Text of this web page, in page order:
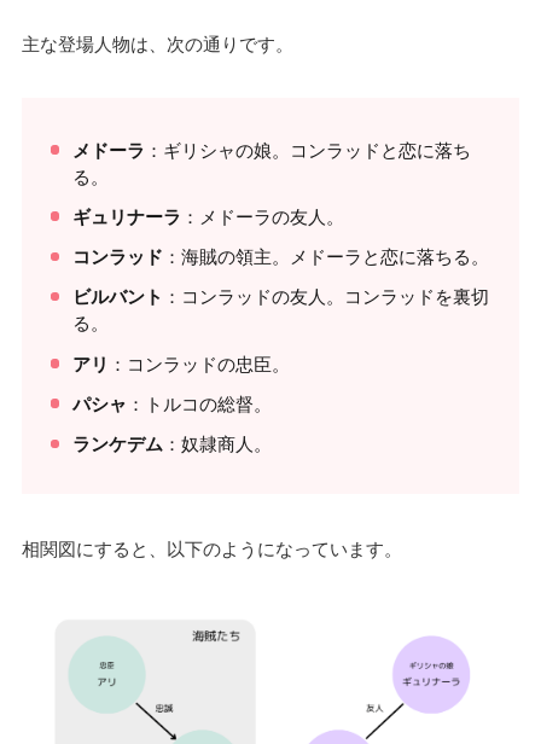
主な登場人物は、次の通りです。
メドーラ ：ギリシャの娘。コンラッドと恋に落ち
る。
ギュリナーラ ：メドーラの友人。
コンラッド ：海賊の領主。メドーラと恋に落ちる。
ビルバント ：コンラッドの友人。コンラッドを裏切
る。
アリ ：コンラッドの忠臣。
パシャ ：トルコの総督。
ランケデム ：奴隷商人。
相関図にすると、以下のようになっています。